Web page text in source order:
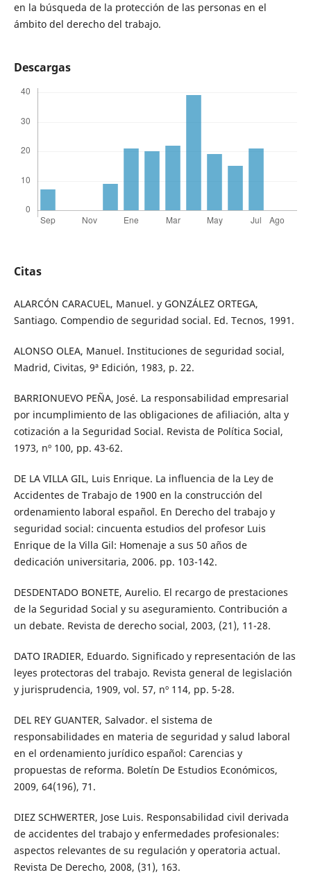
en la búsqueda de la protección de las personas en el
ámbito del derecho del trabajo.
Descargas
Citas
ALARCÓN CARACUEL, Manuel. y GONZÁLEZ ORTEGA,
Santiago. Compendio de seguridad social. Ed. Tecnos, 1991.
ALONSO OLEA, Manuel. Instituciones de seguridad social,
Madrid, Civitas, 9ª Edición, 1983, p. 22.
BARRIONUEVO PEÑA, José. La responsabilidad empresarial
por incumplimiento de las obligaciones de afiliación, alta y
cotización a la Seguridad Social. Revista de Política Social,
1973, nº 100, pp. 43-62.
DE LA VILLA GIL, Luis Enrique. La influencia de la Ley de
Accidentes de Trabajo de 1900 en la construcción del
ordenamiento laboral español. En Derecho del trabajo y
seguridad social: cincuenta estudios del profesor Luis
Enrique de la Villa Gil: Homenaje a sus 50 años de
dedicación universitaria, 2006. pp. 103-142.
DESDENTADO BONETE, Aurelio. El recargo de prestaciones
de la Seguridad Social y su aseguramiento. Contribución a
un debate. Revista de derecho social, 2003, (21), 11-28.
DATO IRADIER, Eduardo. Significado y representación de las
leyes protectoras del trabajo. Revista general de legislación
y jurisprudencia, 1909, vol. 57, nº 114, pp. 5-28.
DEL REY GUANTER, Salvador. el sistema de
responsabilidades en materia de seguridad y salud laboral
en el ordenamiento jurídico español: Carencias y
propuestas de reforma. Boletín De Estudios Económicos,
2009, 64(196), 71.
DIEZ SCHWERTER, Jose Luis. Responsabilidad civil derivada
de accidentes del trabajo y enfermedades profesionales:
aspectos relevantes de su regulación y operatoria actual.
Revista De Derecho, 2008, (31), 163.